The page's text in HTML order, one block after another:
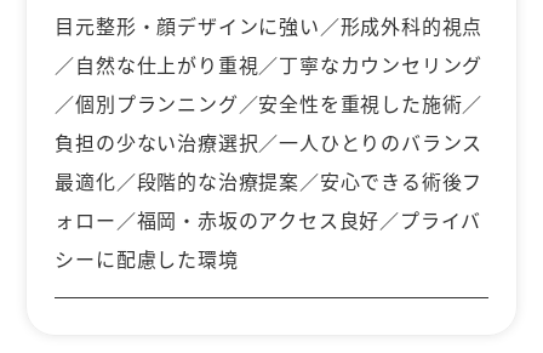
目元整形・顔デザインに強い／形成外科的視点
／自然な仕上がり重視／丁寧なカウンセリング
／個別プランニング／安全性を重視した施術／
負担の少ない治療選択／一人ひとりのバランス
最適化／段階的な治療提案／安心できる術後フ
ォロー／福岡・赤坂のアクセス良好／プライバ
シーに配慮した環境